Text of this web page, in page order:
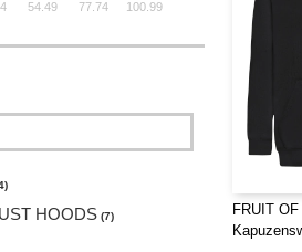
54.49 77.74 100.99
HOODS (7)
FRUIT